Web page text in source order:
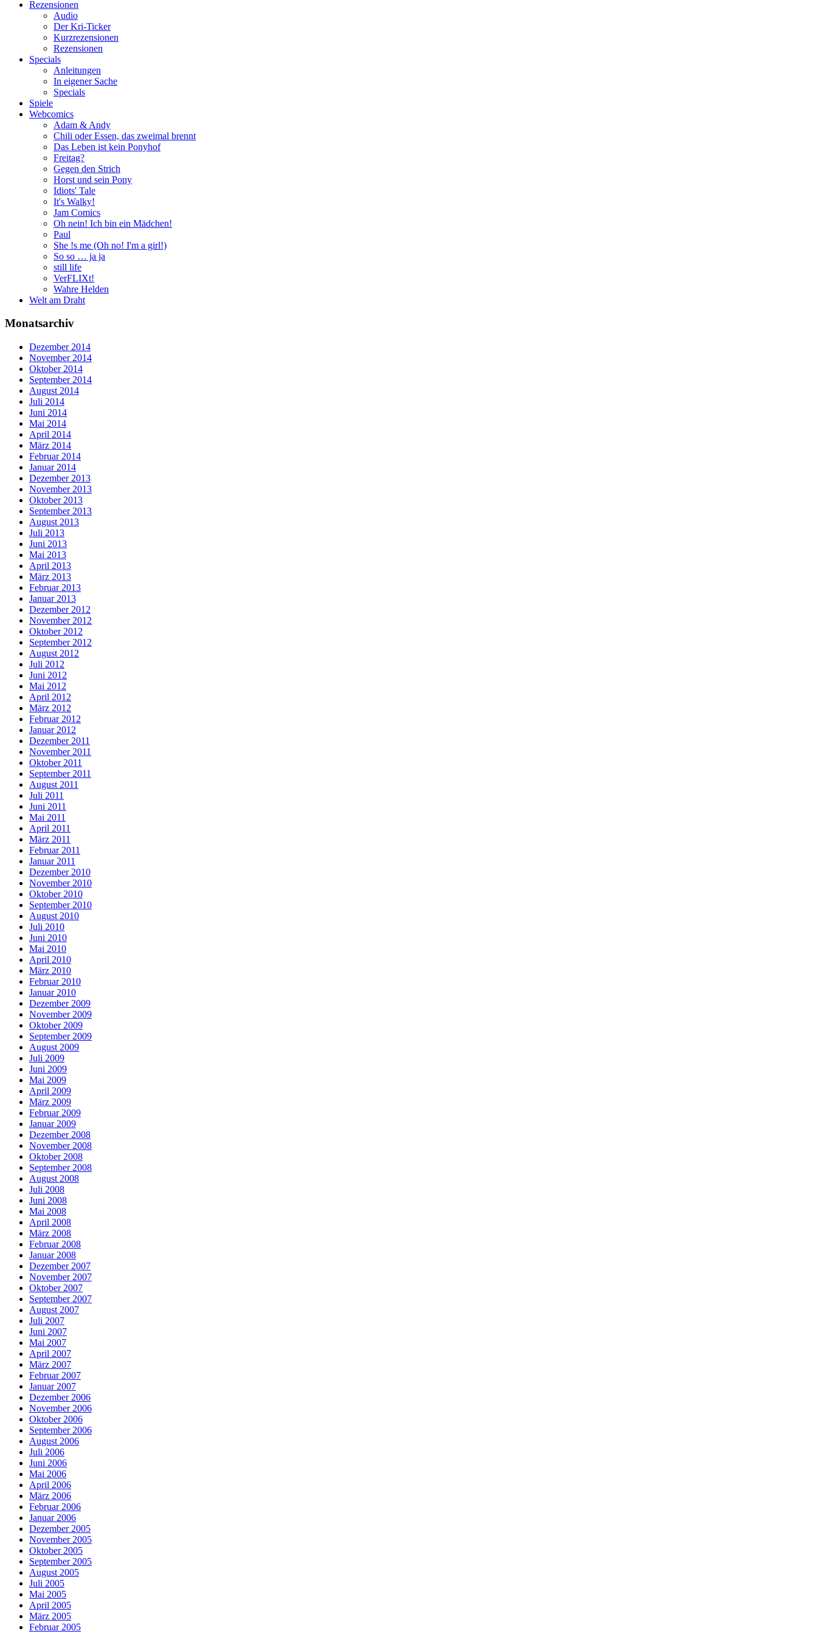
Rezensionen
Audio
Der Kri-Ticker
Kurzrezensionen
Rezensionen
Specials
Anleitungen
In eigener Sache
Specials
Spiele
Webcomics
Adam & Andy
Chili oder Essen, das zweimal brennt
Das Leben ist kein Ponyhof
Freitag?
Gegen den Strich
Horst und sein Pony
Idiots' Tale
It's Walky!
Jam Comics
Oh nein! Ich bin ein Mädchen!
Paul
She !s me (Oh no! I'm a girl!)
So so … ja ja
still life
VerFLIXt!
Wahre Helden
Welt am Draht
Monatsarchiv
Dezember 2014
November 2014
Oktober 2014
September 2014
August 2014
Juli 2014
Juni 2014
Mai 2014
April 2014
März 2014
Februar 2014
Januar 2014
Dezember 2013
November 2013
Oktober 2013
September 2013
August 2013
Juli 2013
Juni 2013
Mai 2013
April 2013
März 2013
Februar 2013
Januar 2013
Dezember 2012
November 2012
Oktober 2012
September 2012
August 2012
Juli 2012
Juni 2012
Mai 2012
April 2012
März 2012
Februar 2012
Januar 2012
Dezember 2011
November 2011
Oktober 2011
September 2011
August 2011
Juli 2011
Juni 2011
Mai 2011
April 2011
März 2011
Februar 2011
Januar 2011
Dezember 2010
November 2010
Oktober 2010
September 2010
August 2010
Juli 2010
Juni 2010
Mai 2010
April 2010
März 2010
Februar 2010
Januar 2010
Dezember 2009
November 2009
Oktober 2009
September 2009
August 2009
Juli 2009
Juni 2009
Mai 2009
April 2009
März 2009
Februar 2009
Januar 2009
Dezember 2008
November 2008
Oktober 2008
September 2008
August 2008
Juli 2008
Juni 2008
Mai 2008
April 2008
März 2008
Februar 2008
Januar 2008
Dezember 2007
November 2007
Oktober 2007
September 2007
August 2007
Juli 2007
Juni 2007
Mai 2007
April 2007
März 2007
Februar 2007
Januar 2007
Dezember 2006
November 2006
Oktober 2006
September 2006
August 2006
Juli 2006
Juni 2006
Mai 2006
April 2006
März 2006
Februar 2006
Januar 2006
Dezember 2005
November 2005
Oktober 2005
September 2005
August 2005
Juli 2005
Mai 2005
April 2005
März 2005
Februar 2005